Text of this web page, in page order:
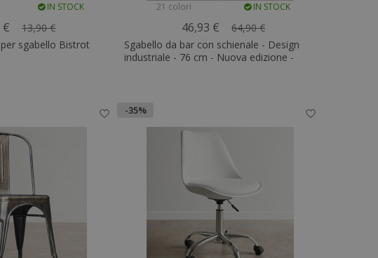
IN STOCK
€
13,90 €
sgabello Bistrot
21 colori IN STOCK
46,93 €
64,90 €
Sgabello da bar con schienale - Design
industriale - 76 cm - Nuova edizione -
-35%